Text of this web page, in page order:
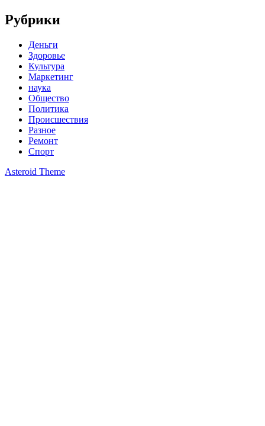
Рубрики
Деньги
Здоровье
Культура
Маркетинг
наука
Общество
Политика
Происшествия
Разное
Ремонт
Спорт
Asteroid Theme